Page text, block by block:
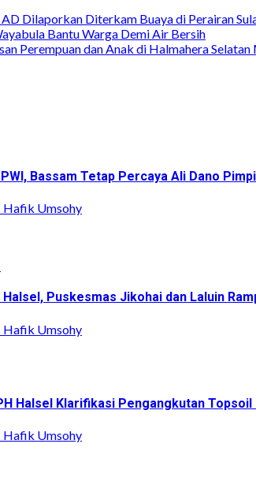
Dilaporkan Diterkam Buaya di Perairan
Bantu Warga Demi Air Bersih
Perempuan dan Anak di Halmahera
Bassam Tetap Percaya Ali Dano
Hafik Umsohy
Puskesmas Jikohai dan Laluin
Hafik Umsohy
Halsel Klarifikasi Pengangkutan Topsoil
Hafik Umsohy